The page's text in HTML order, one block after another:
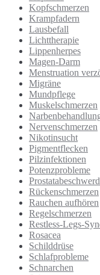
Kopfschmerzen
Krampfadern
Lausbefall
Lichttherapie
Lippenherpes
Magen-Darm
Menstruation
Migräne
Mundpflege
Muskelschmerzen
Nervenschmerzen
Nikotinsucht
Pigmentflecken
Pilzinfektionen
Potenzprobleme
Rückenschmerzen
Rauchen aufhören
Regelschmerzen
Restless-Legs-
Rosacea
Schilddrüse
Schlafprobleme
Schnarchen